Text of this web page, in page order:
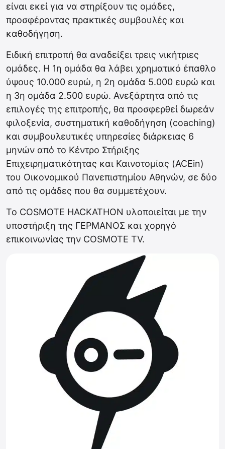
είναι εκεί για να στηρίξουν τις ομάδες,
προσφέροντας πρακτικές συμβουλές και
καθοδήγηση.
Ειδική επιτροπή θα αναδείξει τρεις νικήτριες
ομάδες. Η 1η ομάδα θα λάβει χρηματικό έπαθλο
ύψους 10.000 ευρώ, η 2η ομάδα 5.000 ευρώ και
η 3η ομάδα 2.500 ευρώ. Ανεξάρτητα από τις
επιλογές της επιτροπής, θα προσφερθεί δωρεάν
φιλοξενία, συστηματική καθοδήγηση (coaching)
και συμβουλευτικές υπηρεσίες διάρκειας 6
μηνών από το Κέντρο Στήριξης
Επιχειρηματικότητας και Καινοτομίας (ACEin)
του Οικονομικού Πανεπιστημίου Αθηνών, σε δύο
από τις ομάδες που θα συμμετέχουν.
Το COSMOTE HACKATHON υλοποιείται με την
υποστήριξη της ΓΕΡΜΑΝΟΣ και χορηγό
επικοινωνίας την COSMOTE TV.